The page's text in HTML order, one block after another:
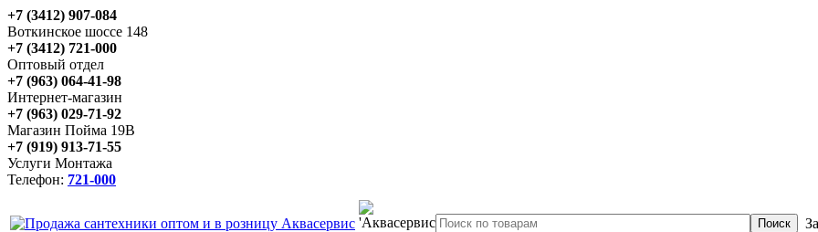
+7 (3412) 907-084
Воткинское шоссе 148
+7 (3412) 721-000
Оптовый отдел
+7 (963) 064-41-98
Интернет-магазин
+7 (963) 029-71-92
Магазин Пойма 19В
+7 (919) 913-71-55
Услуги Монтажа
Телефон: 721-000